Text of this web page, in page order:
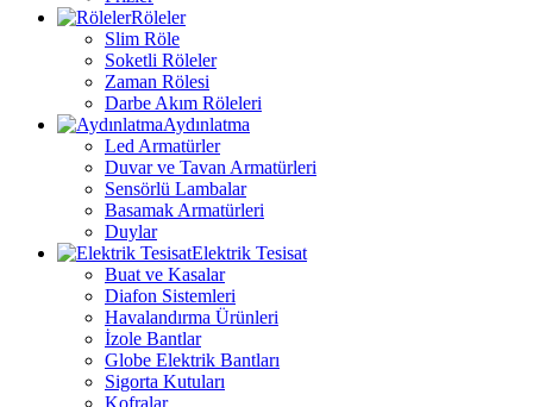
Röleler
Slim Röle
Soketli Röleler
Zaman Rölesi
Darbe Akım Röleleri
Aydınlatma
Led Armatürler
Duvar ve Tavan Armatürleri
Sensörlü Lambalar
Basamak Armatürleri
Duylar
Elektrik Tesisat
Buat ve Kasalar
Diafon Sistemleri
Havalandırma Ürünleri
İzole Bantlar
Globe Elektrik Bantları
Sigorta Kutuları
Kofralar